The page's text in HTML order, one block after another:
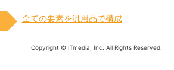
全ての要素を汎用品で構成
Copyright © ITmedia, Inc. All Rights Reserved.